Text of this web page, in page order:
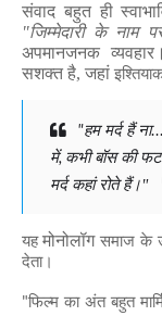
संवाद बहुत ही
"जिम्मेदारी के नाम
अपमानजनक
सशक्त है, जहां
"हम मर्द हैं
में, कभी बॉस की
मर्द कहां रोते हैं।"
यह मोनोलॉगसमाज के
देता।
"फिल्म का अंत बहुत